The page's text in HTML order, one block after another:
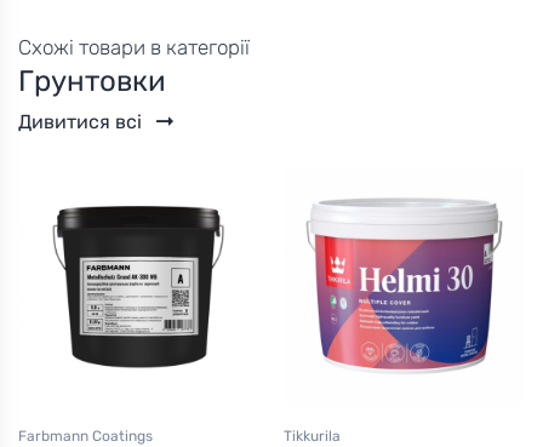
Схожі товари в категорії
Грунтовки
Дивитися всі
Farbmann Coatings Tikkurila